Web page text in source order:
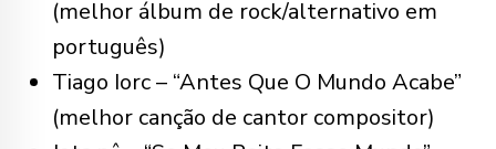
(melhor álbum de rock/alternativo em
português)
Tiago Iorc – “Antes Que O Mundo Acabe”
(melhor canção de cantor compositor)